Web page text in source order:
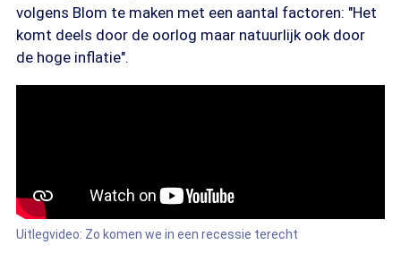
volgens Blom te maken met een aantal factoren: "Het
komt deels door de oorlog maar natuurlijk ook door
de hoge inflatie".
Uitlegvideo: Zo komen we in een recessie terecht